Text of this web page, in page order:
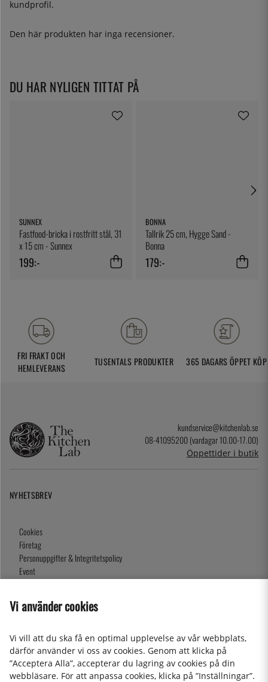
kundprofil.
Den här produkten har inga recensioner.
DU HAR NYLIGEN TITTAT PÅ
SUNNEX
Fastfood-bricka i rostfritt stål, 31
x 15 cm - Sunnex
199:-
BONNA
Tallrik 25 cm, Hygge Sand -
Bonna
179:-
FRI FRAKT OCH
HEMLEVERANS
TUSENTALS PRODUKTER 365 DAGARS ÖPPET KÖP
kundservice@kitchenlab.se
08-41095200 (vardagar 10.00-17.00)
Öppettider i butik
NYHETSBREV
Cookies
Företag
Personuppgifter & Integritetspolicy
Event
Presentkort
2026 KitchenLab AB
Vi använder cookies
Vi vill att du ska få en optimal upplevelse av vår webbplats,
därför använder vi oss av cookies. Genom att klicka på
”Acceptera Alla”, accepterar du lagring av cookies på din
webbläsare. För att anpassa cookies, klicka på ”Inställningar”.